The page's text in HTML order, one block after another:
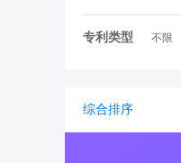
专利类型 不限
综合排序